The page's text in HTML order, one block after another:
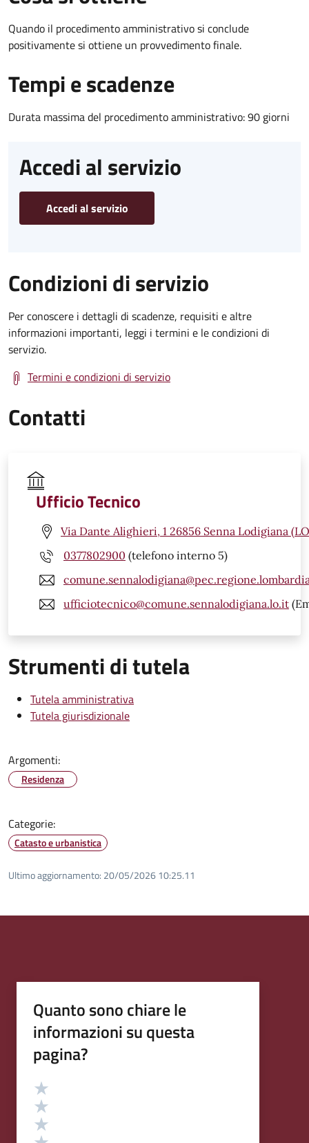
Quando il procedimento amministrativo si conclude
positivamente si ottiene un provvedimento finale.
Tempi e scadenze
Durata massima del procedimento amministrativo: 90 giorni
Accedi al servizio
Accedi al servizio
Condizioni di servizio
Per conoscere i dettagli di scadenze, requisiti e altre
informazioni importanti, leggi i termini e le condizioni di
servizio.
Termini e condizioni di servizio
Contatti
Ufficio Tecnico
Via Dante Alighieri, 1 26856 Senna Lodigiana
0377802900 (telefono interno 5)
ufficiotecnico@comune.sennalodigiana.lo.it
Strumenti di tutela
Tutela amministrativa
Tutela giurisdizionale
Argomenti:
Residenza
Categorie:
Catasto e urbanistica
Ultimo aggiornamento: 20/05/2026 10:25.11
Quanto sono chiare le
informazioni su questa
pagina?
Valutazione